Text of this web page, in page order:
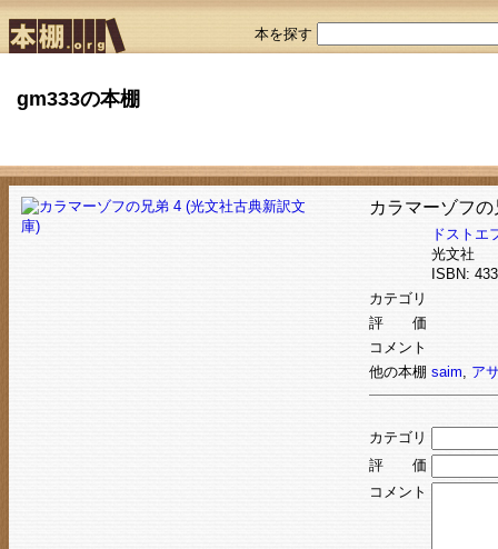
本を探す
gm333の本棚
カラマーゾフ
ドストエ
光文社
ISBN:
カテゴリ
評 価
コメント
他の本棚 saim, ア
カテゴリ
評 価
コメント